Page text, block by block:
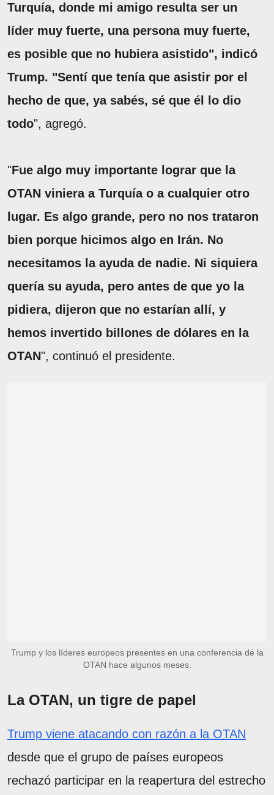
Turquía, donde mi amigo resulta ser un
líder muy fuerte, una persona muy fuerte,
es posible que no hubiera asistido", indicó
Trump. "Sentí que tenía que asistir por el
hecho de que, ya sabés, sé que él lo dio
todo", agregó.
"Fue algo muy importante lograr que la
OTAN viniera a Turquía o a cualquier otro
lugar. Es algo grande, pero no nos trataron
bien porque hicimos algo en Irán. No
necesitamos la ayuda de nadie. Ni siquiera
quería su ayuda, pero antes de que yo la
pidiera, dijeron que no estarían allí, y
hemos invertido billones de dólares en la
OTAN", continuó el presidente.
Trump y los líderes europeos presentes en una conferencia de la
OTAN hace algunos meses.
La OTAN, un tigre de papel
Trump viene atacando con razón a la OTAN
desde que el grupo de países europeos
rechazó participar en la reapertura del estrecho